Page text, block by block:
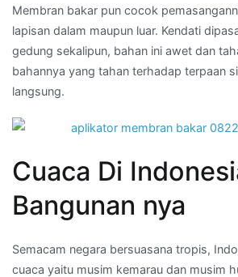
Membran bakar pun cocok
lapisan dalam maupun luar. Kendati
gedung sekalipun, bahan ini awet dan
bahannya yang tahan terhadap terpaan
langsung.
Cuaca Di
Bangunan nya
Semacam negara bersuasana tropis,
cuaca yaitu musim kemarau dan musim